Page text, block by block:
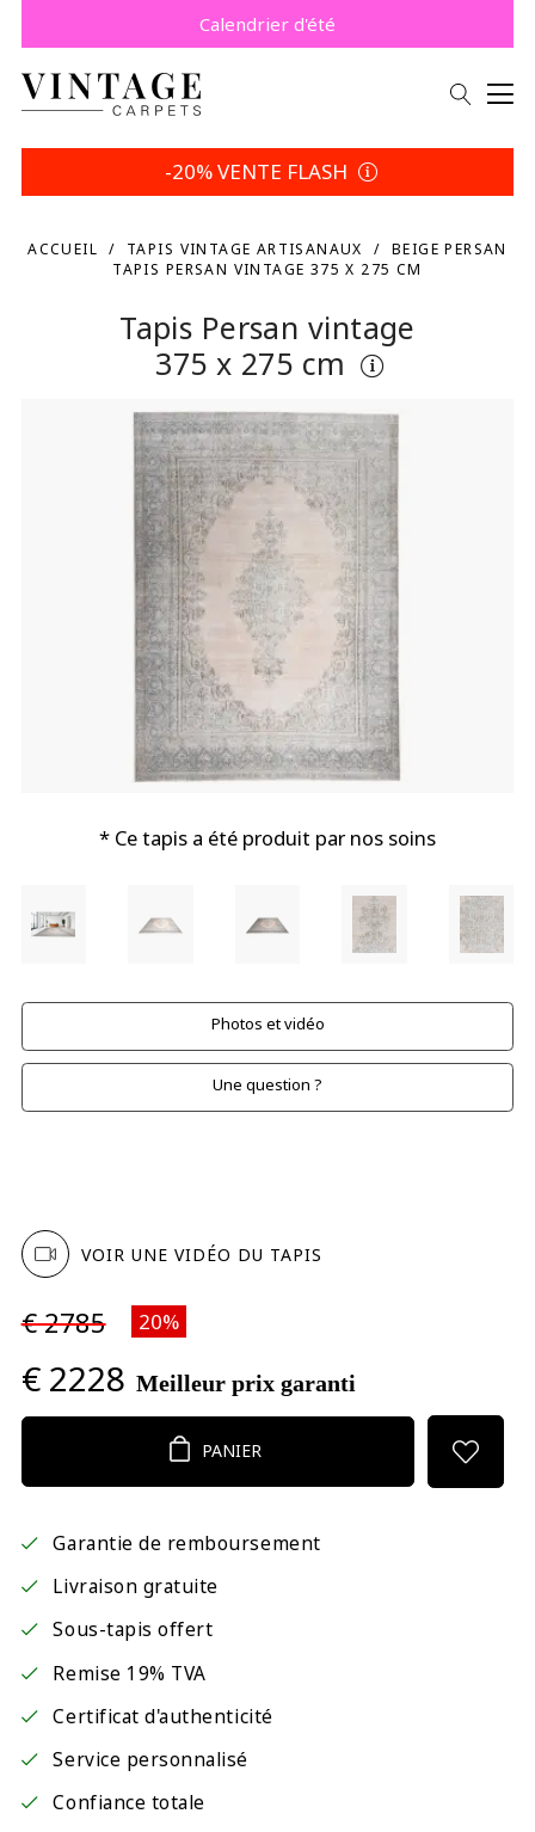
Promo -5% | Votre choix
Payez plus tard avec Klarna.
Calendrier d'été
-20% VENTE FLASH
ACCUEIL TAPIS VINTAGE ARTISANAUX
BEIGE PERSAN
TAPIS PERSAN VINTAGE 375 X 275 CM
Tapis Persan vintage
375 x 275 cm
* Ce tapis a été produit par nos soins
Photos et vidéo
Une question ?
VOIR UNE VIDÉO DU TAPIS
€ 2785 20%
€ 2228 Meilleur prix garanti
PANIER
Garantie de remboursement
Livraison gratuite
Sous-tapis offert
Remise 19% TVA
Certificat d'authenticité
Service personnalisé
Confiance totale